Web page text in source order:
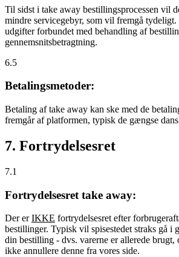
Til sidst i take away bestillingsprocessen vil
mindre servicegebyr, som vil fremgå
udgifter forbundet med behandling af
gennemsnitsbetragtning.
6.5
Betalingsmetoder:
Betaling af take away kan ske med de
fremgår af platformen, typisk de gængse
7. Fortrydelsesret
7.1
Fortrydelsesret take away:
Der erIKKE fortrydelsesret efter
bestillinger. Typisk vil spisestedet straks gå i
din bestilling - dvs. varerne er allerede
ikke annullere denne fra vores side.